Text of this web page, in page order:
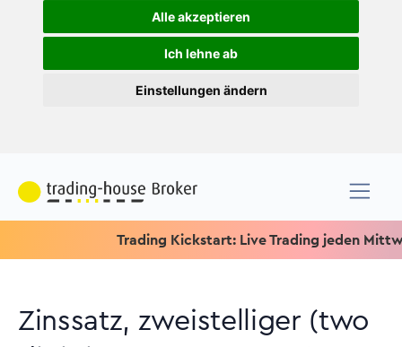
Alle akzeptieren
Ich lehne ab
Einstellungen ändern
Trading Kickstart: Live Trading jeden Mittwoch
Zinssatz, zweistelliger (two